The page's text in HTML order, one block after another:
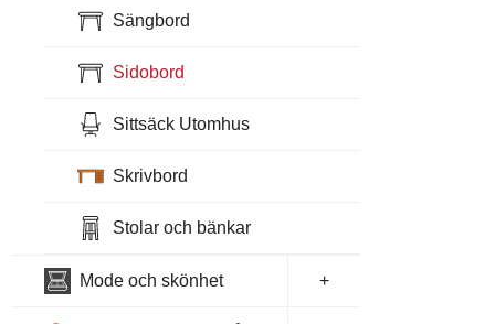
Sängbord
Sidobord
Sittsäck Utomhus
Skrivbord
Stolar och bänkar
Mode och skönhet +